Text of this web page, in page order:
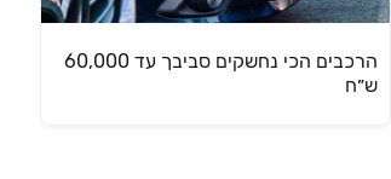
הרכבים הכי נחשקים סביבך עד 60,000
ש״ח